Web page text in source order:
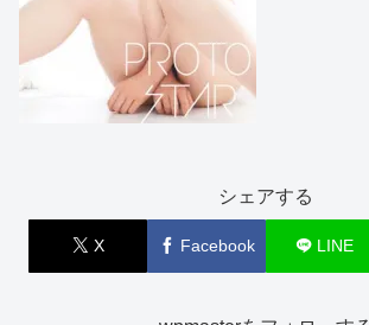
シェアする
X Facebook LINE